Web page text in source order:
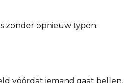
zonder opnieuw typen.
vóórdat iemand gaat bellen.